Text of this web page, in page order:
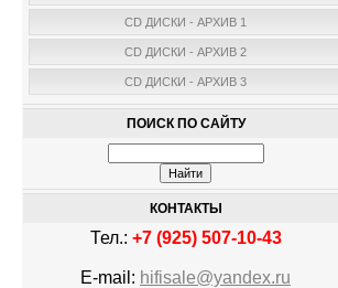
CD ДИСКИ - АРХИВ 1
CD ДИСКИ - АРХИВ 2
CD ДИСКИ - АРХИВ 3
ПОИСК ПО САЙТУ
КОНТАКТЫ
Тел.: +7 (925) 507-10-43
E-mail: hifisale@yandex.ru